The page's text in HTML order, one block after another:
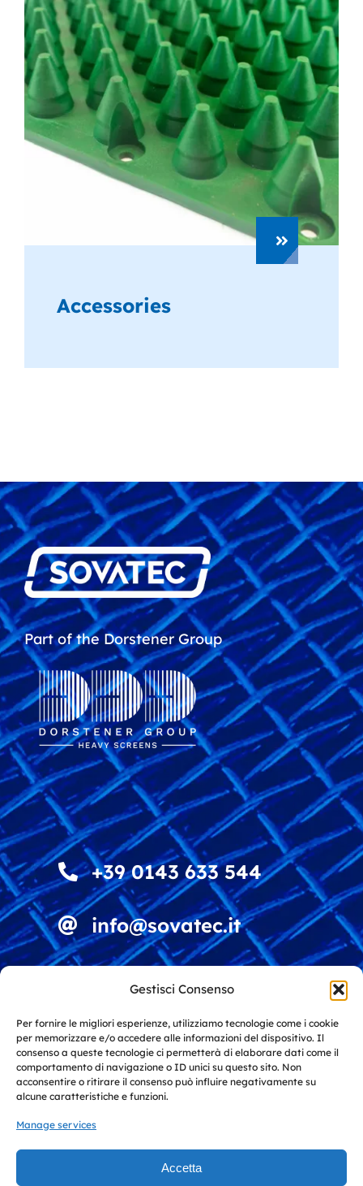
Gestisci Consenso
Per fornire le migliori esperienze, utilizziamo tecnologie come i cookie
per memorizzare e/o accedere alle informazioni del dispositivo. Il
consenso a queste tecnologie ci permetterà di elaborare dati come il
comportamento di navigazione o ID unici su questo sito. Non
acconsentire o ritirare il consenso può influire negativamente su
alcune caratteristiche e funzioni.
Manage services
Accetta
Accessories
Part of the Dorstener Group
+39 0143 633 544
info@sovatec.it
Viale della Vittoria 4
15060 Stazzano (AL)
Italy
Solutions for screening and recycling
architecture